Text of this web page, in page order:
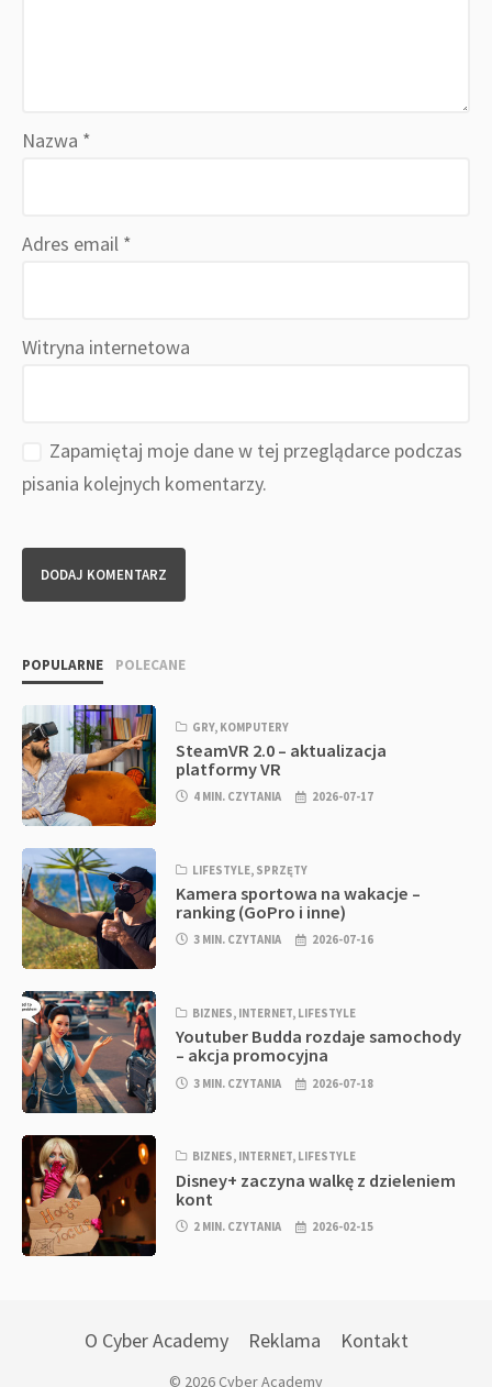
Nazwa *
Adres email *
Witryna internetowa
Zapamiętaj moje dane w tej przeglądarce podczas
pisania kolejnych komentarzy.
POPULARNE POLECANE
GRY, KOMPUTERY
SteamVR 2.0 – aktualizacja
platformy VR
4 MIN. CZYTANIA 2026-07-17
LIFESTYLE, SPRZĘTY
Kamera sportowa na wakacje –
ranking (GoPro i inne)
3 MIN. CZYTANIA 2026-07-16
BIZNES, INTERNET, LIFESTYLE
Youtuber Budda rozdaje samochody
– akcja promocyjna
3 MIN. CZYTANIA 2026-07-18
BIZNES, INTERNET, LIFESTYLE
Disney+ zaczyna walkę z dzieleniem
kont
2 MIN. CZYTANIA 2026-02-15
O Cyber Academy Reklama Kontakt
© 2026 Cyber Academy